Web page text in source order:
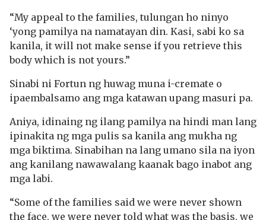
“My appeal to the families, tulungan ho ninyo
‘yong pamilya na namatayan din. Kasi, sabi ko sa
kanila, it will not make sense if you retrieve this
body which is not yours.”
Sinabi ni Fortun ng huwag muna i-cremate o
ipaembalsamo ang mga katawan upang masuri pa.
Aniya, idinaing ng ilang pamilya na hindi man lang
ipinakita ng mga pulis sa kanila ang mukha ng
mga biktima. Sinabihan na lang umano sila na iyon
ang kanilang nawawalang kaanak bago inabot ang
mga labi.
“Some of the families said we were never shown
the face, we were never told what was the basis, we